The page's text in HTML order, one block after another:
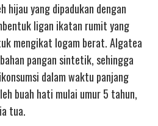
hijau yang dipadukan dengan
ligan ikatan rumit yang
mengikat logam berat. Algatea
pangan sintetik, sehingga
dalam waktu panjang
buah hati mulai umur 5 tahun,
tua.